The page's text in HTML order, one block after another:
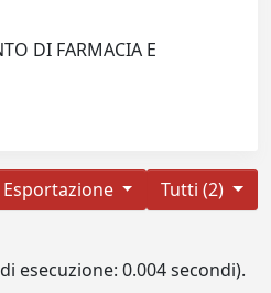
DI FARMACIA E
Tutti (2)
Esportazione
esecuzione: 0.004 secondi).